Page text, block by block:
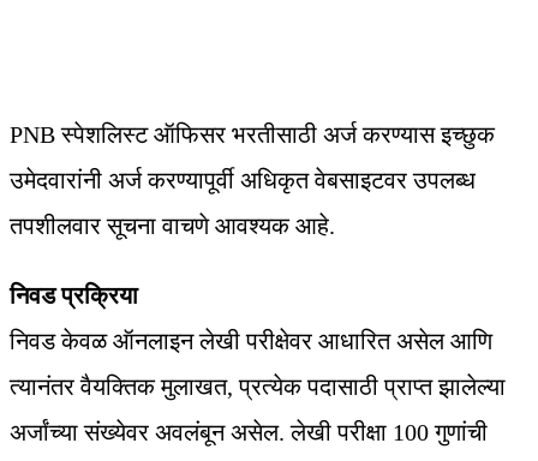
PNB स्पेशलिस्ट ऑफिसर भरतीसाठी अर्ज करण्यास इच्छुक
उमेदवारांनी अर्ज करण्यापूर्वी अधिकृत वेबसाइटवर उपलब्ध
तपशीलवार सूचना वाचणे आवश्यक आहे.
निवड प्रक्रिया
निवड केवळ ऑनलाइन लेखी परीक्षेवर आधारित असेल आणि
त्यानंतर वैयक्तिक मुलाखत, प्रत्येक पदासाठी प्राप्त झालेल्या
अर्जांच्या संख्येवर अवलंबून असेल. लेखी परीक्षा 100 गुणांची